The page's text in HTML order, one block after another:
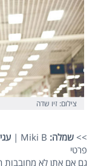
צילום: זיו שדה
>>שמלה:
פרטי
גם אם אתן לא מחובבות